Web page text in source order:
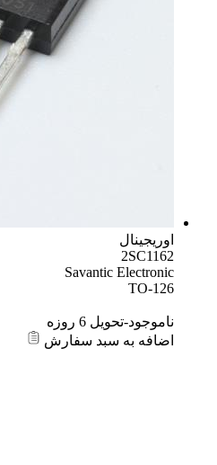
اوریجینال
2SC1162
Savantic Electronic
TO-126
ناموجود-تحویل 6 روزه
اضافه به سبد سفارش